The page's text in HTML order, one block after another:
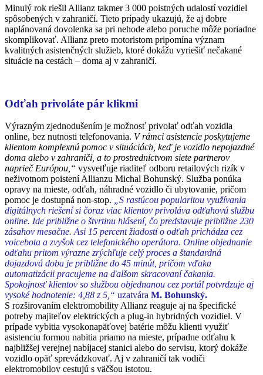
Minulý rok riešil Allianz takmer 3 000 poistných udalostí vozidiel
spôsobených v zahraničí. Tieto prípady ukazujú, že aj dobre
naplánovaná dovolenka sa pri nehode alebo poruche môže poriadne
skomplikovať. Allianz preto motoristom pripomína význam
kvalitných asistenčných služieb, ktoré dokážu vyriešiť nečakané
situácie na cestách – doma aj v zahraničí.
Odťah privoláte pár klikmi
Výrazným zjednodušením je možnosť privolať odťah vozidla
online, bez nutnosti telefonovania. V rámci asistencie poskytujeme
klientom komplexnú pomoc v situáciách, keď je vozidlo nepojazdné
doma alebo v zahraničí, a to prostredníctvom siete partnerov
naprieč Európou,“ vysvetľuje riaditeľ odboru retailových rizík v
neživotnom poistení Allianzu Michal Bohunský. Služba ponúka
opravy na mieste, odťah, náhradné vozidlo či ubytovanie, pričom
pomoc je dostupná non‑stop.
„S rastúcou popularitou využívania
digitálnych riešení si čoraz viac klientov privoláva odťahovú službu
online. Ide približne o štvrtinu hlásení, čo predstavuje približne 230
zásahov mesačne. Asi 15 percent žiadostí o odťah prichádza cez
voicebota a zvyšok cez telefonického operátora. Online objednanie
odťahu pritom výrazne zrýchľuje celý proces a štandardná
dojazdová doba je približne do 45 minút, pričom vďaka
automatizácii pracujeme na ďalšom skracovaní čakania.
Spokojnosť klientov so službou objednanou cez portál potvrdzuje aj
vysoké hodnotenie: 4,88 z 5,“ uzatvára M. Bohunský.
S rozširovaním elektromobility Allianz reaguje aj na špecifické
potreby majiteľov elektrických a plug-in hybridných vozidiel. V
prípade vybitia vysokonapäťovej batérie môžu klienti využiť
asistenciu formou nabitia priamo na mieste, prípadne odťahu k
najbližšej verejnej nabíjacej stanici alebo do servisu, ktorý dokáže
vozidlo opäť sprevádzkovať. Aj v zahraničí tak vodiči
elektromobilov cestujú s väčšou istotou.